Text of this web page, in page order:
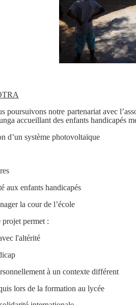
poursuivons notre partenariat avec
accueillant des enfants handicapés
d’un système photovoltaïque
aux enfants handicapés
la cour de l’école
projet permet :
l'altérité
à un contexte différent
lors de la formation au lycée